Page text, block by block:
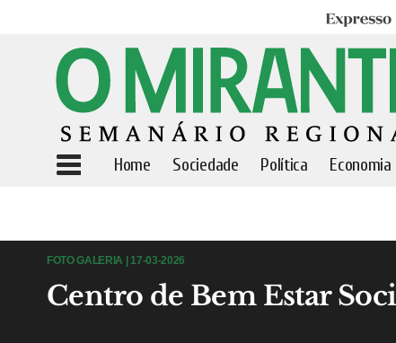
Expresso
Home Sociedade Política Economia
FOTO GALERIA | 17-03-2026
Centro de Bem Estar